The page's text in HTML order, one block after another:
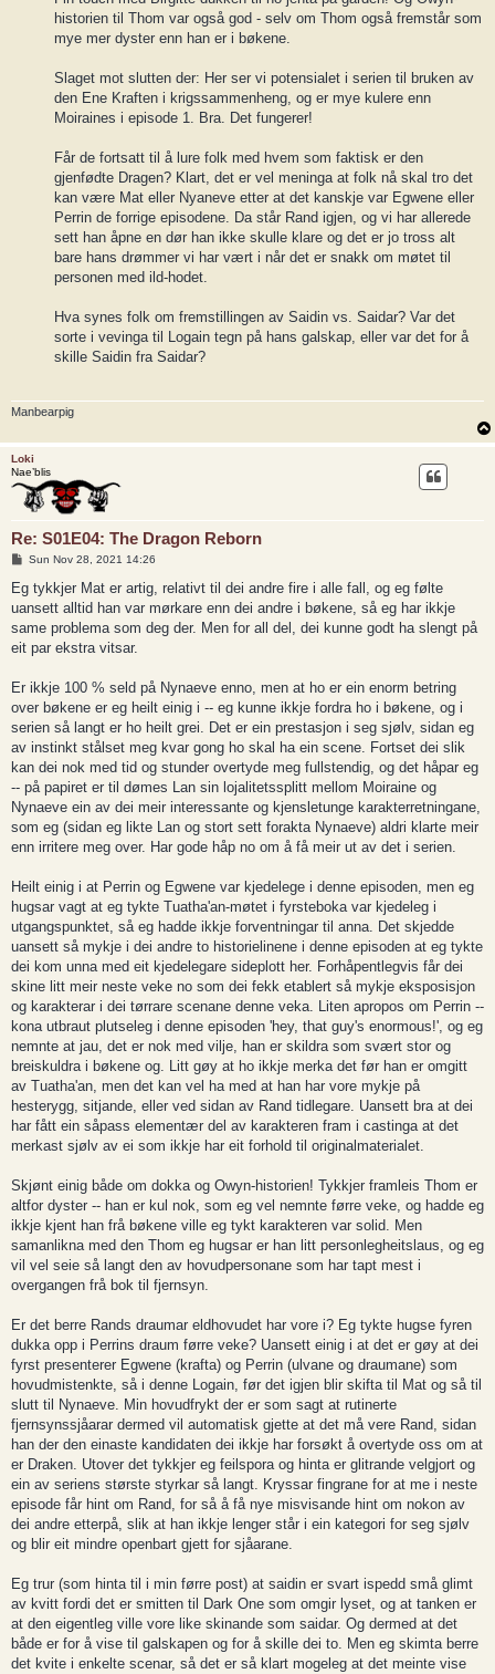
historien til Thom var også god - selv om Thom også fremstår som
mye mer dyster enn han er i bøkene.
Slaget mot slutten der: Her ser vi potensialet i serien til bruken av
den Ene Kraften i krigssammenheng, og er mye kulere enn
Moiraines i episode 1. Bra. Det fungerer!
Får de fortsatt til å lure folk med hvem som faktisk er den
gjenfødte Dragen? Klart, det er vel meninga at folk nå skal tro det
kan være Mat eller Nyaneve etter at det kanskje var Egwene eller
Perrin de forrige episodene. Da står Rand igjen, og vi har allerede
sett han åpne en dør han ikke skulle klare og det er jo tross alt
bare hans drømmer vi har vært i når det er snakk om møtet til
personen med ild-hodet.
Hva synes folk om fremstillingen av Saidin vs. Saidar? Var det
sorte i vevinga til Logain tegn på hans galskap, eller var det for å
skille Saidin fra Saidar?
Manbearpig
Loki
Nae’blis
Re: S01E04: The Dragon Reborn
P
s
t
Sun Nov 28, 2021 14:26
Eg tykkjer Mat er artig, relativt til dei andre fire i alle fall, og eg følte
uansett alltid han var mørkare enn dei andre i bøkene, så eg har ikkje
same problema som deg der. Men for all del, dei kunne godt ha slengt på
eit par ekstra vitsar.
Er ikkje 100 % seld på Nynaeve enno, men at ho er ein enorm betring
over bøkene er eg heilt einig i -- eg kunne ikkje fordra ho i bøkene, og i
serien så langt er ho heilt grei. Det er ein prestasjon i seg sjølv, sidan eg
av instinkt stålset meg kvar gong ho skal ha ein scene. Fortset dei slik
kan dei nok med tid og stunder overtyde meg fullstendig, og det håpar eg
-- på papiret er til dømes Lan sin lojalitetssplitt mellom Moiraine og
Nynaeve ein av dei meir interessante og kjensletunge karakterretningane,
som eg (sidan eg likte Lan og stort sett forakta Nynaeve) aldri klarte meir
enn irritere meg over. Har gode håp no om å få meir ut av det i serien.
Heilt einig i at Perrin og Egwene var kjedelege i denne episoden, men eg
hugsar vagt at eg tykte Tuatha'an-møtet i fyrsteboka var kjedeleg i
utgangspunktet, så eg hadde ikkje forventningar til anna. Det skjedde
uansett så mykje i dei andre to historielinene i denne episoden at eg tykte
dei kom unna med eit kjedelegare sideplott her. Forhåpentlegvis får dei
skine litt meir neste veke no som dei fekk etablert så mykje eksposisjon
og karakterar i dei tørrare scenane denne veka. Liten apropos om Perrin --
kona utbraut plutseleg i denne episoden 'hey, that guy's enormous!', og eg
nemnte at jau, det er nok med vilje, han er skildra som svært stor og
breiskuldra i bøkene og. Litt gøy at ho ikkje merka det før han er omgitt
av Tuatha'an, men det kan vel ha med at han har vore mykje på
hesterygg, sitjande, eller ved sidan av Rand tidlegare. Uansett bra at dei
har fått ein såpass elementær del av karakteren fram i castinga at det
merkast sjølv av ei som ikkje har eit forhold til originalmaterialet.
Skjønt einig både om dokka og Owyn-historien! Tykkjer framleis Thom er
altfor dyster -- han er kul nok, som eg vel nemnte førre veke, og hadde eg
ikkje kjent han frå bøkene ville eg tykt karakteren var solid. Men
samanlikna med den Thom eg hugsar er han litt personlegheitslaus, og eg
vil vel seie så langt den av hovudpersonane som har tapt mest i
overgangen frå bok til fjernsyn.
Er det berre Rands draumar eldhovudet har vore i? Eg tykte hugse fyren
dukka opp i Perrins draum førre veke? Uansett einig i at det er gøy at dei
fyrst presenterer Egwene (krafta) og Perrin (ulvane og draumane) som
hovudmistenkte, så i denne Logain, før det igjen blir skifta til Mat og så til
slutt til Nynaeve. Min hovudfrykt der er som sagt at rutinerte
fjernsynssjåarar dermed vil automatisk gjette at det må vere Rand, sidan
han der den einaste kandidaten dei ikkje har forsøkt å overtyde oss om at
er Draken. Utover det tykkjer eg feilspora og hinta er glitrande velgjort og
ein av seriens største styrkar så langt. Kryssar fingrane for at me i neste
episode får hint om Rand, for så å få nye misvisande hint om nokon av
dei andre etterpå, slik at han ikkje lenger står i ein kategori for seg sjølv
og blir eit mindre openbart gjett for sjåarane.
Eg trur (som hinta til i min førre post) at saidin er svart ispedd små glimt
av kvitt fordi det er smitten til Dark One som omgir lyset, og at tanken er
at den eigentleg ville vore like skinande som saidar. Og dermed at det
både er for å vise til galskapen og for å skille dei to. Men eg skimta berre
det kvite i enkelte scenar, så det er så klart mogeleg at det meinte vise